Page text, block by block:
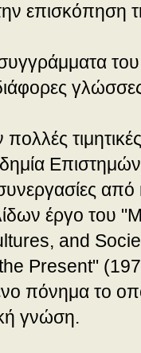
επισκόπηση
από
έργο του
and
Present"
πόνημα το
γνώση.